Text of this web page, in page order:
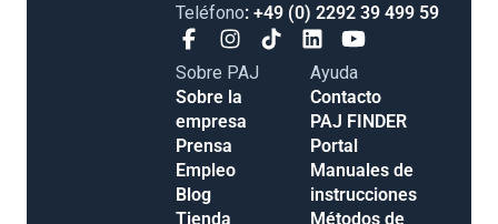
Teléfono: +49 (0) 2292 39 499 59
Sobre PAJ
Sobre la
empresa
Prensa
Empleo
Blog
Tienda
Ayuda
Contacto
PAJ FINDER
Portal
Manuales de
instrucciones
Métodos de